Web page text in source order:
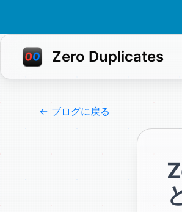
Zero Duplicates
← ブログに戻る